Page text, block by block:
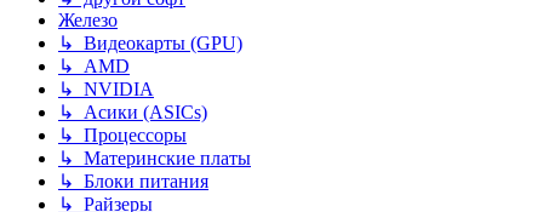
Железо
↳ Видеокарты (GPU)
↳ AMD
↳ NVIDIA
↳ Асики (ASICs)
↳ Процессоры
↳ Материнские платы
↳ Блоки питания
↳ Райзеры